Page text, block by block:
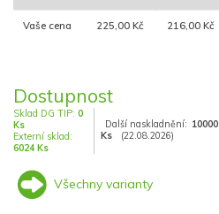
Vaše cena 225,00 Kč 216,00 Kč
Dostupnost
Sklad DG TIP: 0
Ks
Externí sklad:
6024 Ks
Další naskladnění: 10000
Ks
(22.08.2026)
Všechny varianty